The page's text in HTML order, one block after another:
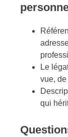
Le
vue,
qui